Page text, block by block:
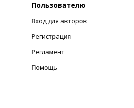
Пользователю
Вход для авторов
Регистрация
Регламент
Помощь